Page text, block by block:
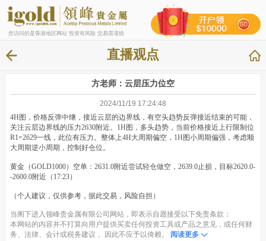
您访问的是香港地区网站 投资有风险 交易需谨慎
直播观点
方老师：云层压力位空
2024/11/19 17:24:48
4H图，价格反弹中继，接近云层的边界线，有空头趋势反弹接近结束的可能，
关注云层边界线的压力2630附近。1H图，多头趋势，当前价格接近上行限制位
R1=2629一线，此位有压力。整体上4H大周期偏空，1H图小周期偏强，考虑顺
大周期逆小周期，控制好仓位。
黄金（GOLD1000）空单：2631.0附近尝试轻仓做空，2639.0止损，目标2620.0-
-2600.0附近（17:23）
（个人建议，仅供参考，据此交易，风险自担）
当阁下进入领峰贵金属有限公司网站，即表示自愿接受以下免责条款：
本网站的内容并不打算向用户提供买卖任何投资工具或产品之意见，或任何财
务、法律、会计或税务建议， 因此不应予以倚赖。
阅读更多